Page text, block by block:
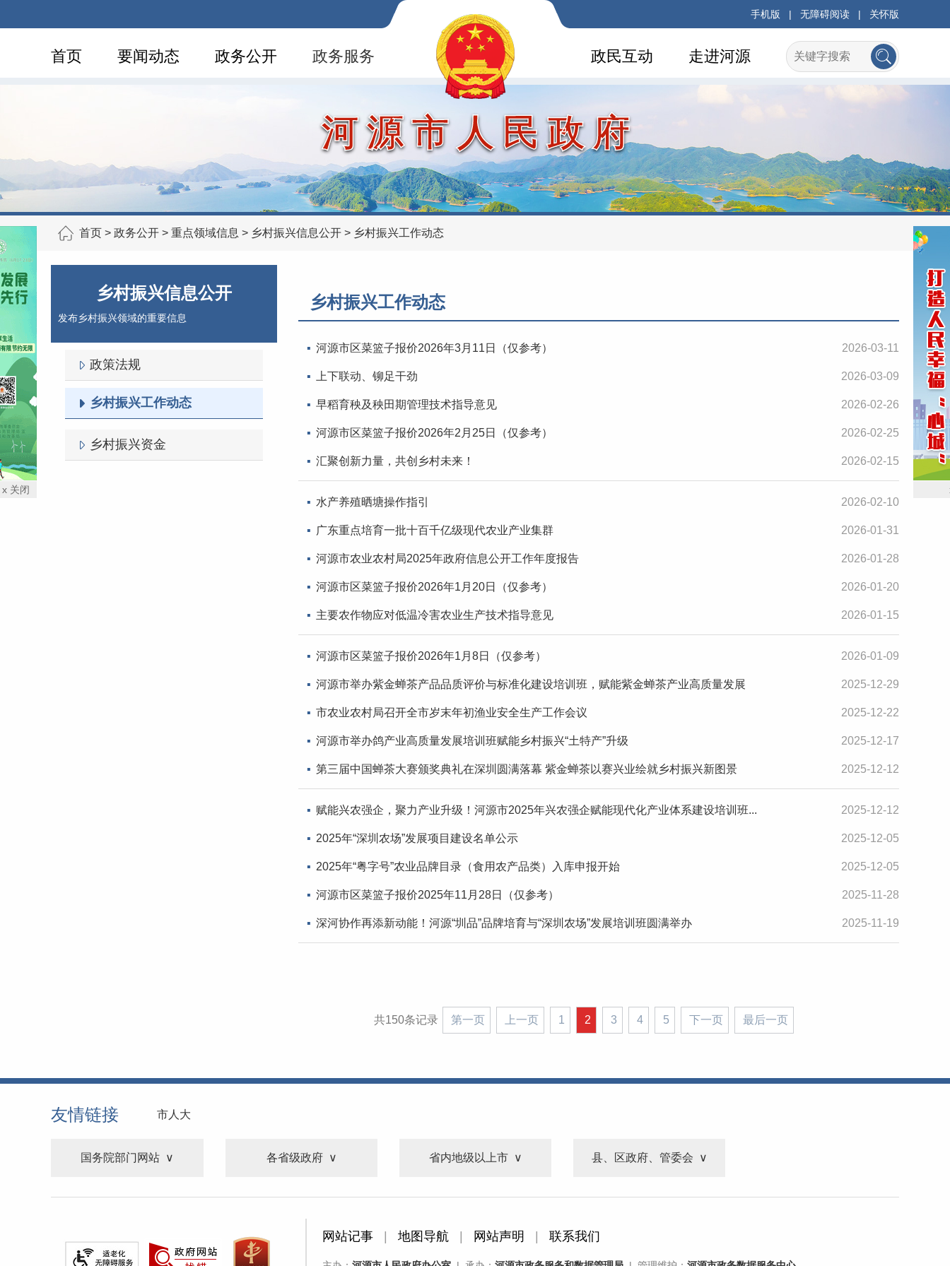
手机版 | 无障碍阅读 | 关怀版
首页 要闻动态 政务公开 政务服务 走进河源
政民互动
河源市人民政府
首页 > 政务公开 > 重点领域信息 > 乡村振兴信息公开 > 乡村振兴工作动态
乡村振兴信息公开
发布乡村振兴领域的重要信息
政策法规
乡村振兴工作动态
乡村振兴资金
乡村振兴工作动态
2026-03-11
河源市区菜篮子报价2026年3月11日（仅参考）
2026-03-09
上下联动、铆足干劲
2026-02-26
早稻育秧及秧田期管理技术指导意见
2026-02-25
河源市区菜篮子报价2026年2月25日（仅参考）
2026-02-15
汇聚创新力量，共创乡村未来！
2026-02-10
水产养殖晒塘操作指引
2026-01-31
广东重点培育一批十百千亿级现代农业产业集群
2026-01-28
河源市农业农村局2025年政府信息公开工作年度报告
2026-01-20
河源市区菜篮子报价2026年1月20日（仅参考）
2026-01-15
主要农作物应对低温冷害农业生产技术指导意见
2026-01-09
河源市区菜篮子报价2026年1月8日（仅参考）
2025-12-29
河源市举办紫金蝉茶产品品质评价与标准化建设培训班，赋能紫金蝉茶产业高质量发展
2025-12-22
市农业农村局召开全市岁末年初渔业安全生产工作会议
2025-12-17
河源市举办鸽产业高质量发展培训班赋能乡村振兴“土特产”升级
2025-12-12
第三届中国蝉茶大赛颁奖典礼在深圳圆满落幕 紫金蝉茶以赛兴业绘就乡村振兴新图景
2025-12-12
赋能兴农强企，聚力产业升级！河源市2025年兴农强企赋能现代化产业体系建设培训班...
2025-12-05
2025年“深圳农场”发展项目建设名单公示
2025-12-05
2025年“粤字号”农业品牌目录（食用农产品类）入库申报开始
2025-11-28
河源市区菜篮子报价2025年11月28日（仅参考）
2025-11-19
深河协作再添新动能！河源“圳品”品牌培育与“深圳农场”发展培训班圆满举办
共150条记录 第一页 上一页 1 2 3 4 5 下一页 最后一页
友情链接 市人大
国务院部门网站 各省级政府 省内地级以上市 县、区政府、管委会
网站记事 地图导航 网站声明 联系我们
x 关闭